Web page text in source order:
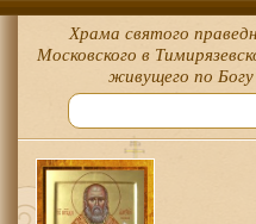
Храма святого
Московского в
живущего по